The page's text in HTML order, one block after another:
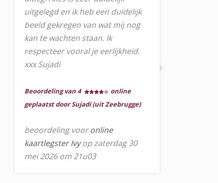
uitgelegd en ik heb een duidelijk
beeld gekregen van wat mij nog
kan te wachten staan. Ik
respecteer vooral je eerlijkheid.
xxx Sujadi
Beoordeling van 4
online
geplaatst door Sujadi (uit Zeebrugge)
beoordeling vooronline
kaartlegster Ivyop zaterdag 30
mei 2026 om 21u03